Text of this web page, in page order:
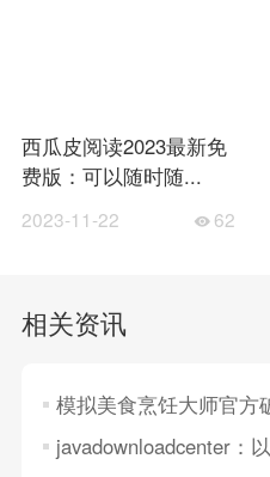
西瓜皮阅读2023最新免
费版：可以随时随...
2023-11-22 62
相关资讯
模拟美食烹饪大师官方破解版：休闲的模拟
javadownloadcenter：以编程